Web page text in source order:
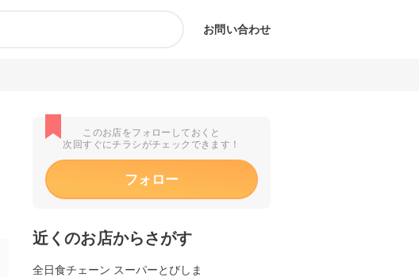
お問い合わせ
このお店をフォローしておくと
次回すぐにチラシがチェックできます！
フォロー
近くのお店からさがす
全日食チェーン スーパーとびしま